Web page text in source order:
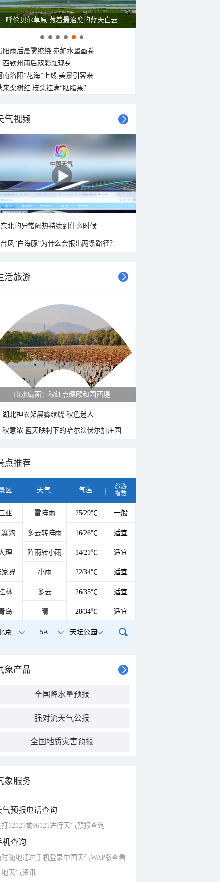
呼伦贝尔草原 藏着最治愈的蓝天白云
阳雨后晨雾缭绕 宛如水墨画卷
西钦州雨后双彩虹现身
南洛阳“花海”上线 美景引客来
来栾树红 枝头挂满“胭脂果”
气视频
东北的异常闷热持续到什么时候
台风“白海豚”为什么会报出两条路径？
活旅游
山水扇面：秋红点缀颐和园西堤
湖北神农架晨雾缭绕 秋色迷人
秋意浓 蓝天映衬下的哈尔滨伏尔加庄园
点推荐
区 天气 气温
旅游
指数
亚 雷阵雨 25/29℃ 一般
寨沟 多云转阵雨 16/26℃ 适宜
理 阵雨转小雨 14/21℃ 适宜
家界 小雨 22/34℃ 适宜
林 多云 26/35℃ 适宜
岛 晴 28/34℃ 适宜
京 5A 天坛公园
象产品
全国降水量预报
强对流天气公报
全国地质灾害预报
象服务
气预报电话查询
打12121或96121进行天气预报查询
机查询
时随地通过手机登录中国天气WAP版查看
地天气资讯